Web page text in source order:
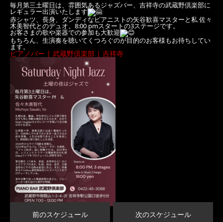
毎月第三土曜日は、雰囲気あるジャズバー、吉祥寺の武蔵野倶楽部に
レギュラー出演いたします
赤シャツ、長身、ダンディなピアニストの矢谷歓喜マスターと私 佐々
木美智代とのデュオ。8:00 pmスタートの3ステージです。
お客さまの歌や楽器での参加も大歓迎
もちろん、生演奏を聴いてくつろぐのが目的のお客様もお待ちしてい
ます。
ピアノバー | 武蔵野倶楽部 | 吉祥寺
前のスケジュール 次のスケジュール